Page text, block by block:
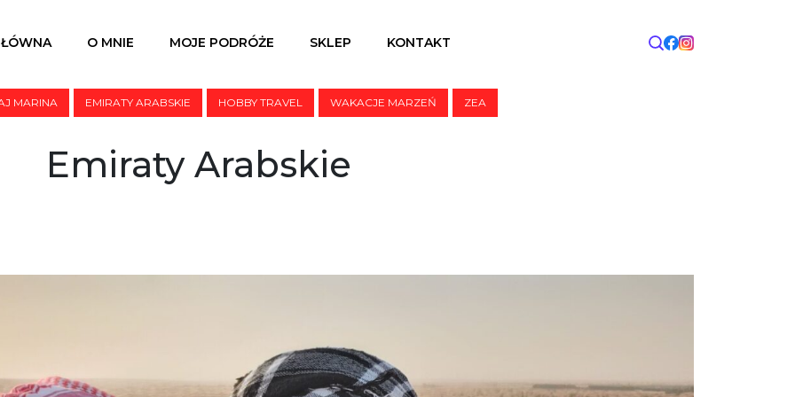
O MNIE MOJE PODRÓŻE SKLEP KONTAKT
MARINA EMIRATY ARABSKIE HOBBY TRAVEL WAKACJE MARZEŃ ZEA
Emiraty Arabskie